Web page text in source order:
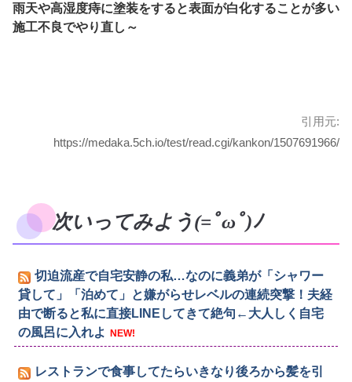
雨天や高湿度痔に塗装をすると表面が白化することが多い
施工不良でやり直し～
引用元:
https://medaka.5ch.io/test/read.cgi/kankon/1507691966/
次いってみよう(=ﾟωﾟ)ﾉ
切迫流産で自宅安静の私…なのに義弟が「シャワー
貸して」「泊めて」と嫌がらせレベルの連続突撃！夫経
由で断ると私に直接LINEしてきて絶句←大人しく自宅
の風呂に入れよ
NEW!
レストランで食事してたらいきなり後ろから髪を引